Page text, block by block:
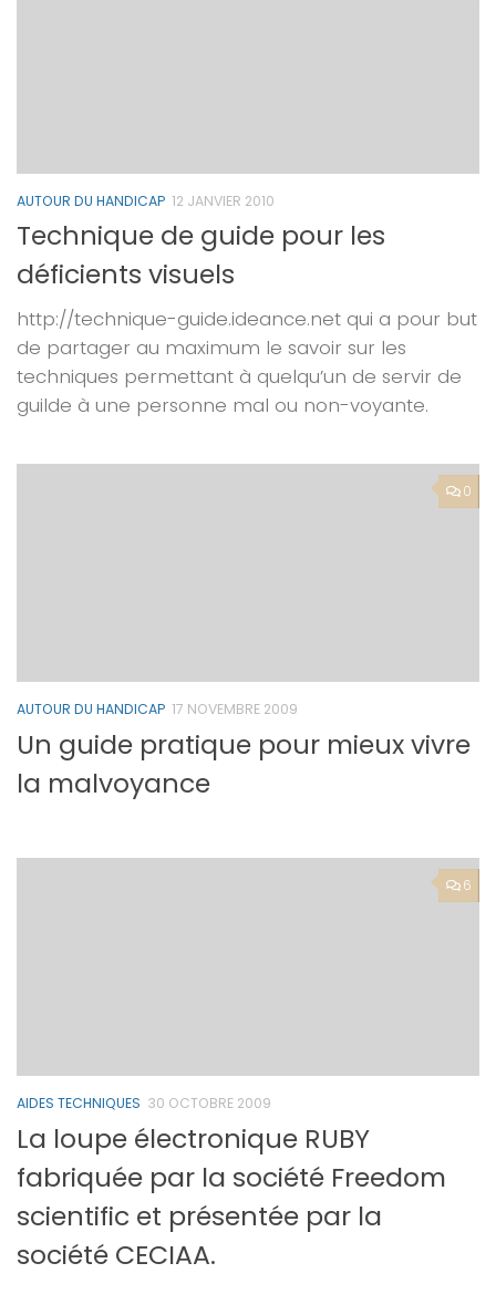
AUTOUR DU HANDICAP 12 JANVIER 2010
Technique de guide pour les
déficients visuels
http://technique-guide.ideance.net qui a pour but
de partager au maximum le savoir sur les
techniques permettant à quelqu’un de servir de
guilde à une personne mal ou non-voyante.
0
AUTOUR DU HANDICAP 17 NOVEMBRE 2009
Un guide pratique pour mieux vivre
la malvoyance
6
AIDES TECHNIQUES 30 OCTOBRE 2009
La loupe électronique RUBY
fabriquée par la société Freedom
scientific et présentée par la
société CECIAA.